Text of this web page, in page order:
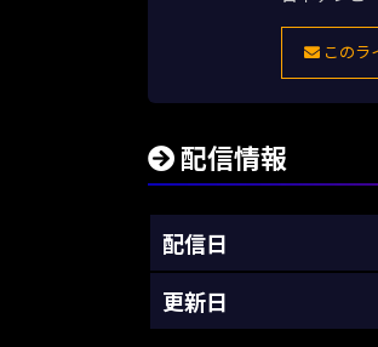
このラ
配信情報
配信日
更新日